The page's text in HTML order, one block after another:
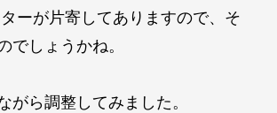
ーが片寄してありますので、そ
でしょうかね。
がら調整してみました。